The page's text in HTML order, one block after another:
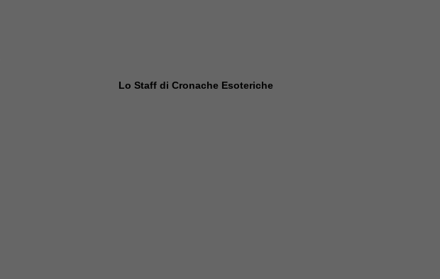
Lo Staff di Cronache Esoteriche